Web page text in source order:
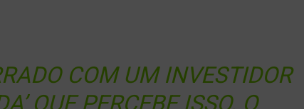
COM UM INVESTIDOR
QUE PERCEBE ISSO. O